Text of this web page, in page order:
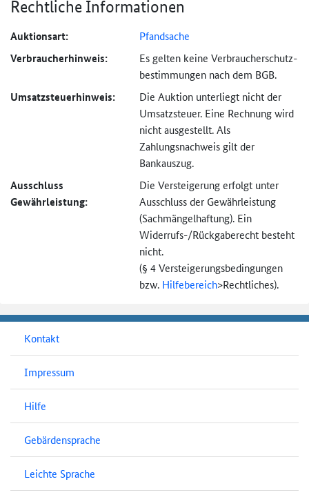
Rechtliche Informationen
Auktionsart: Pfandsache
Verbraucher­hinweis:
Es gelten keine Verbraucher­schutz­
bestimmungen nach dem BGB.
Umsatzsteuer­hinweis:
Die Auktion unterliegt nicht der
Umsatzsteuer. Eine Rechnung wird
nicht ausgestellt. Als
Zahlungsnachweis gilt der
Bankauszug.
Ausschluss
Gewährleistung:
Die Versteigerung erfolgt unter
Ausschluss der Gewährleistung
(Sachmängel­haftung). Ein
Widerrufs-/Rückgaberecht besteht
nicht.
(§ 4 Versteigerungs­bedingungen
bzw. Hilfebereich>Rechtliches).
Kontakt
Impressum
Hilfe
Gebärdensprache
Leichte Sprache